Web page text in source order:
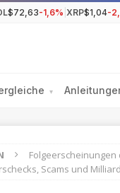
$72,63-1,6% XRP$1,04-
▾
Scams und